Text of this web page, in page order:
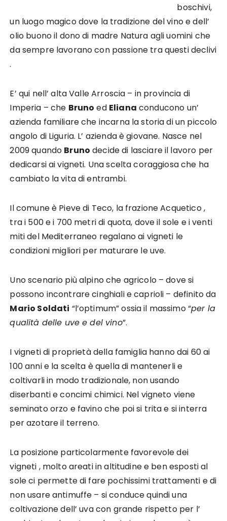
boschivi,
un luogo magico dove la tradizione del vino e dell’
olio buono il dono di madre Natura agli uomini che
da sempre lavorano con passione tra questi declivi
.
E’ qui nell’ alta Valle Arroscia – in provincia di
Imperia – che Bruno ed Eliana conducono un’
azienda familiare che incarna la storia di un piccolo
angolo di Liguria. L’ azienda è giovane. Nasce nel
2009 quando Bruno decide di lasciare il lavoro per
dedicarsi ai vigneti. Una scelta coraggiosa che ha
cambiato la vita di entrambi.
Il comune è Pieve di Teco, la frazione Acquetico ,
tra i 500 e i 700 metri di quota, dove il sole e i venti
miti del Mediterraneo regalano ai vigneti le
condizioni migliori per maturare le uve.
Uno scenario più alpino che agricolo – dove si
possono incontrare cinghiali e caprioli – definito da
Mario Soldati “l’optimum” ossia il massimo “per la
qualità delle uve e del vino”.
I vigneti di proprietà della famiglia hanno dai 60 ai
100 anni e la scelta è quella di mantenerli e
coltivarli in modo tradizionale, non usando
diserbanti e concimi chimici. Nel vigneto viene
seminato orzo e favino che poi si trita e si interra
per azotare il terreno.
La posizione particolarmente favorevole dei
vigneti , molto areati in altitudine e ben esposti al
sole ci permette di fare pochissimi trattamenti e di
non usare antimuffe – si conduce quindi una
coltivazione dell’ uva con grande rispetto per l’